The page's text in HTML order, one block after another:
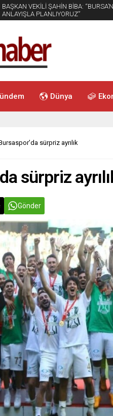
BAŞKAN VEKİLİ ŞAHİN BİBA:
ANLAYIŞLA PLANLIYORUZ”
Dünya
sürpriz ayrılık
sürpriz
Gönder